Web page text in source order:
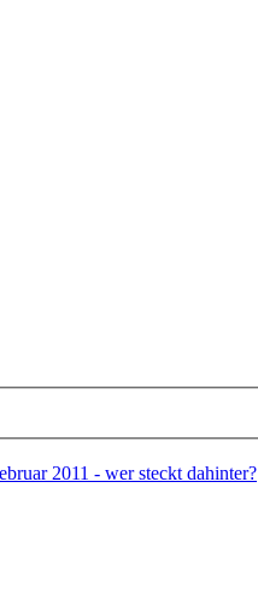
2011 - wer steckt dahinter?